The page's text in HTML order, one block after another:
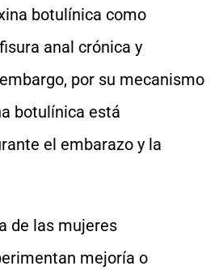
botulínica como
anal crónica y
por su mecanismo
botulínica está
el embarazo y la
de las mujeres
mejoría o